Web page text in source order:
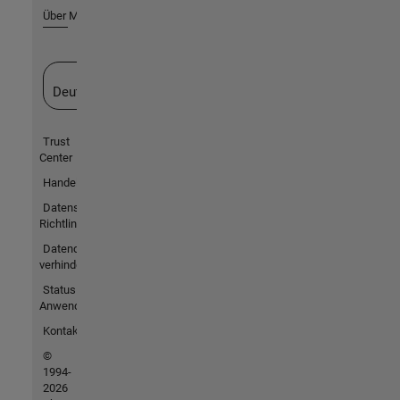
Über MathWorks
Deutschland
Trust
Center
Handelsmarken
Datenschutz-
Richtlinien
Datendiebstahl
verhindern
Status von
Anwendungen
Kontakt
©
1994-
2026